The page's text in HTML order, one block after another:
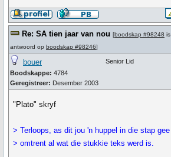
Re: SA tien jaar van nou [boodskap #98248
antwoord op boodskap #98246]
bouer
Boodskappe: 4784
Geregistreer: Desember 2003
Senior Lid
"Plato" skryf
> Terloops, as dit jou 'n huppel in die stap
> omtrent al wat die stukkie teks werd is.